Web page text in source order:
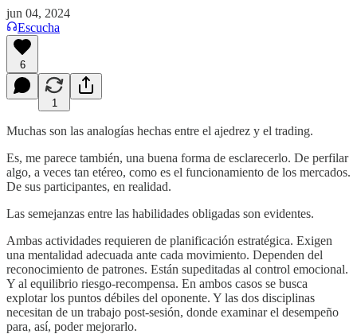
jun 04, 2024
Escucha
6
1
Muchas son las analogías hechas entre el ajedrez y el trading.
Es, me parece también, una buena forma de esclarecerlo. De perfilar
algo, a veces tan etéreo, como es el funcionamiento de los mercados.
De sus participantes, en realidad.
Las semejanzas entre las habilidades obligadas son evidentes.
Ambas actividades requieren de planificación estratégica. Exigen
una mentalidad adecuada ante cada movimiento. Dependen del
reconocimiento de patrones. Están supeditadas al control emocional.
Y al equilibrio riesgo-recompensa. En ambos casos se busca
explotar los puntos débiles del oponente. Y las dos disciplinas
necesitan de un trabajo post-sesión, donde examinar el desempeño
para, así, poder mejorarlo.